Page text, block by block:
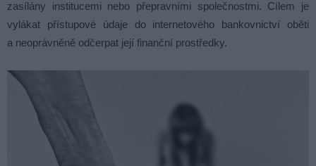
zasílány institucemi nebo přepravními společnostmi. Cílem je
vylákat přístupové údaje do internetového bankovnictví oběti
a neoprávněně odčerpat její finanční prostředky.